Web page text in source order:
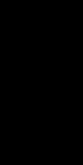
thách one-step,
Đòn bẩy lên
chiến lược,
nhuận giúp
quá mức. Quy
300.000 USD,
Mô hình chia lợi
tới 95%, phù